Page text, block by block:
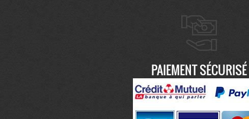
PAIEMENT SÉCURISÉ